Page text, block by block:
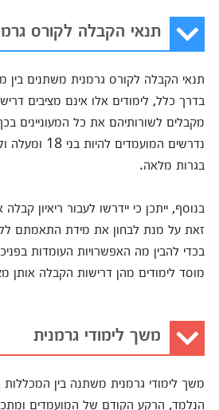
תנאי הקבלה לקורס
תנאי הקבלה לקורס גרמנית משתנים בין
בדרך כלל, לימודים אלו אינם מציבים
מקבלים לשורותיהם את כל המעוניינים
נדרשים
בגרות מלאה.
בנוסף, ייתכן כי יידרשו לעבור ריאיון
זאת על מנת לבחון את מידת התאמתם
בכדי להבין מה האפשרויות העומדות
מוסד לימודים מהן דרישות הקבלה אותן
משך לימודי גרמנית
משך לימודי גרמנית משתנה בין
הנלמד, הרקע הקודם של המועמדים